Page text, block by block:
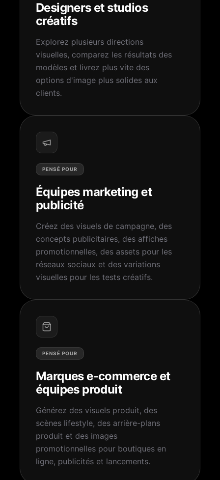
Designers et studios
créatifs
Explorez plusieurs directions
visuelles, comparez les résultats des
modèles et livrez plus vite des
options d'image plus solides aux
clients.
PENSÉ POUR
Équipes marketing et
publicité
Créez des visuels de campagne, des
concepts publicitaires, des affiches
promotionnelles, des assets pour les
réseaux sociaux et des variations
visuelles pour les tests créatifs.
PENSÉ POUR
Marques e-commerce et
équipes produit
Générez des visuels produit, des
scènes lifestyle, des arrière-plans
produit et des images
promotionnelles pour boutiques en
ligne, publicités et lancements.